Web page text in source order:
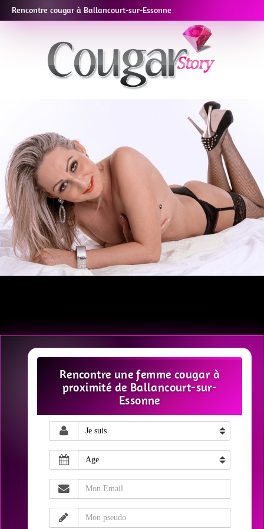
Rencontre cougar à Ballancourt-sur-Essonne
Rencontre une femme cougar à
proximité de Ballancourt-sur-
Essonne